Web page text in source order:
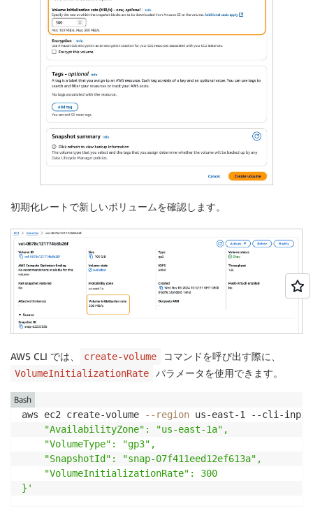
初期化レートで新しいボリュームを確認します。
AWS CLI では、 create-volume コマンドを呼び出す際に、
VolumeInitializationRate パラメータを使用できます。
aws ec2 create-volume --region us-east-1 --cli-
    "AvailabilityZone": "us-east-1a",
    "VolumeType": "gp3",
    "SnapshotId": "snap-07f411eed12ef613a",
    "VolumeInitializationRate": 300
}'
Bash